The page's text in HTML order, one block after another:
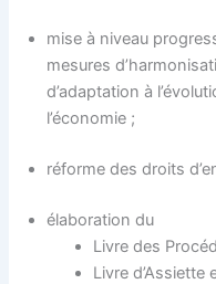
mise à niveau
mesures
d’adaptation à
l’économie ;
réforme des droits
élaboration du
Livre des
Livre